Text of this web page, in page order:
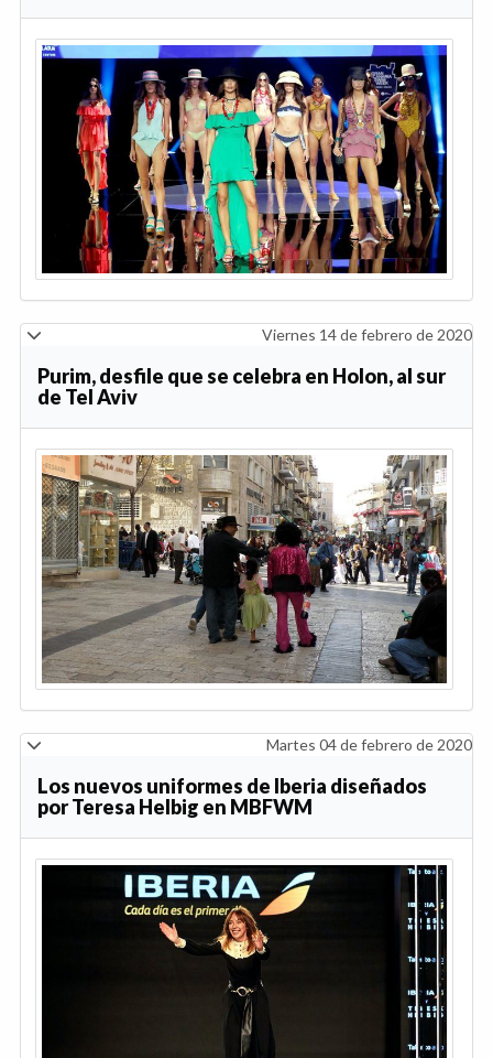
Viernes 14 de febrero de 2020
Purim, desfile que se celebra en Holon, al sur
de Tel Aviv
Martes 04 de febrero de 2020
Los nuevos uniformes de Iberia diseñados
por Teresa Helbig en MBFWM